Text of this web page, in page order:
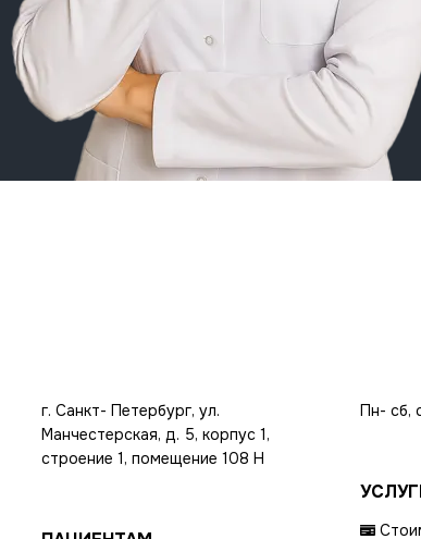
г. Санкт- Петербург, ул.
Манчестерская, д. 5, корпус 1,
строение 1, помещение 108 Н
Пн- сб,